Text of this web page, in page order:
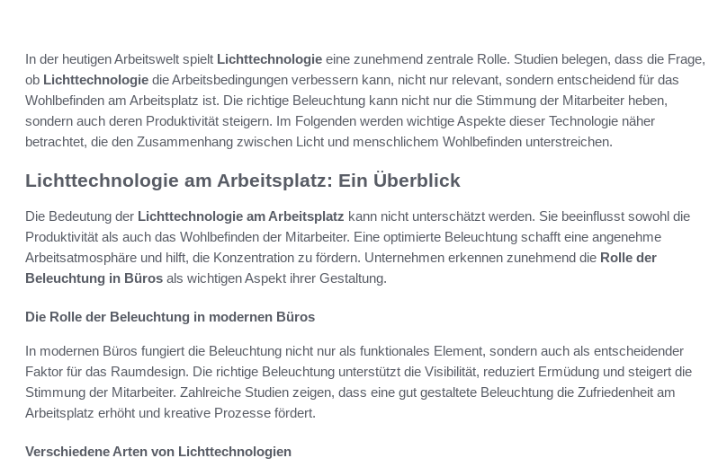
In der heutigen Arbeitswelt spielt Lichttechnologie eine zunehmend zentrale Rolle. Studien belegen, dass die Frage,
ob Lichttechnologie die Arbeitsbedingungen verbessern kann, nicht nur relevant, sondern entscheidend für das
Wohlbefinden am Arbeitsplatz ist. Die richtige Beleuchtung kann nicht nur die Stimmung der Mitarbeiter heben,
sondern auch deren Produktivität steigern. Im Folgenden werden wichtige Aspekte dieser Technologie näher
betrachtet, die den Zusammenhang zwischen Licht und menschlichem Wohlbefinden unterstreichen.
Lichttechnologie am Arbeitsplatz: Ein Überblick
Die Bedeutung der Lichttechnologie am Arbeitsplatz kann nicht unterschätzt werden. Sie beeinflusst sowohl die
Produktivität als auch das Wohlbefinden der Mitarbeiter. Eine optimierte Beleuchtung schafft eine angenehme
Arbeitsatmosphäre und hilft, die Konzentration zu fördern. Unternehmen erkennen zunehmend die Rolle der
Beleuchtung in Büros als wichtigen Aspekt ihrer Gestaltung.
Die Rolle der Beleuchtung in modernen Büros
In modernen Büros fungiert die Beleuchtung nicht nur als funktionales Element, sondern auch als entscheidender
Faktor für das Raumdesign. Die richtige Beleuchtung unterstützt die Visibilität, reduziert Ermüdung und steigert die
Stimmung der Mitarbeiter. Zahlreiche Studien zeigen, dass eine gut gestaltete Beleuchtung die Zufriedenheit am
Arbeitsplatz erhöht und kreative Prozesse fördert.
Verschiedene Arten von Lichttechnologien